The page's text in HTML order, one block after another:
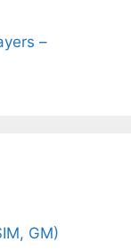
–
GM)